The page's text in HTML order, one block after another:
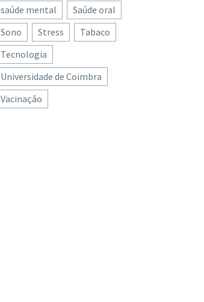
saúde mental
Saúde oral
Sono
Stress
Tabaco
Tecnologia
Universidade de Coimbra
Vacinação